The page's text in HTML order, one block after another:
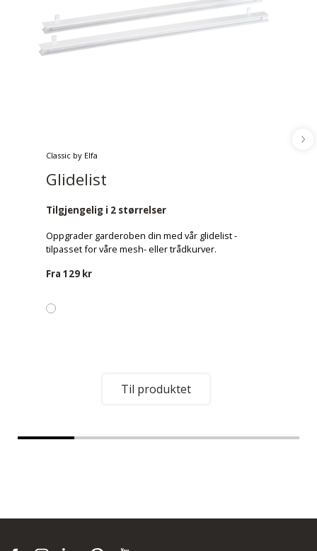
Classic by Elfa
Glidelist
Tilgjengelig i 2 størrelser
Oppgrader garderoben din med vår glidelist -
tilpasset for våre mesh- eller trådkurver.
Fra 129 kr
Til produktet